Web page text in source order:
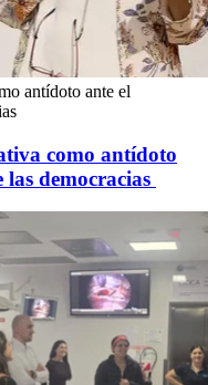
antídoto ante el
como antídoto
democracias